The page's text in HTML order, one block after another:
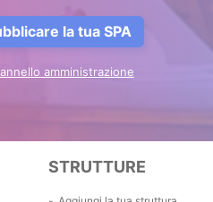
la tua SPA
amministrazione
STRUTTURE